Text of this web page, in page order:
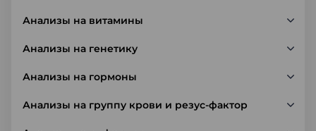
Анализы на витамины
Анализы на генетику
Анализы на гормоны
Анализы на группу крови и резус-фактор